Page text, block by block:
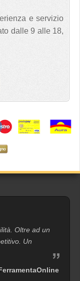
e servizio
dalle 9 alle 18,
Oltre ad un
Un